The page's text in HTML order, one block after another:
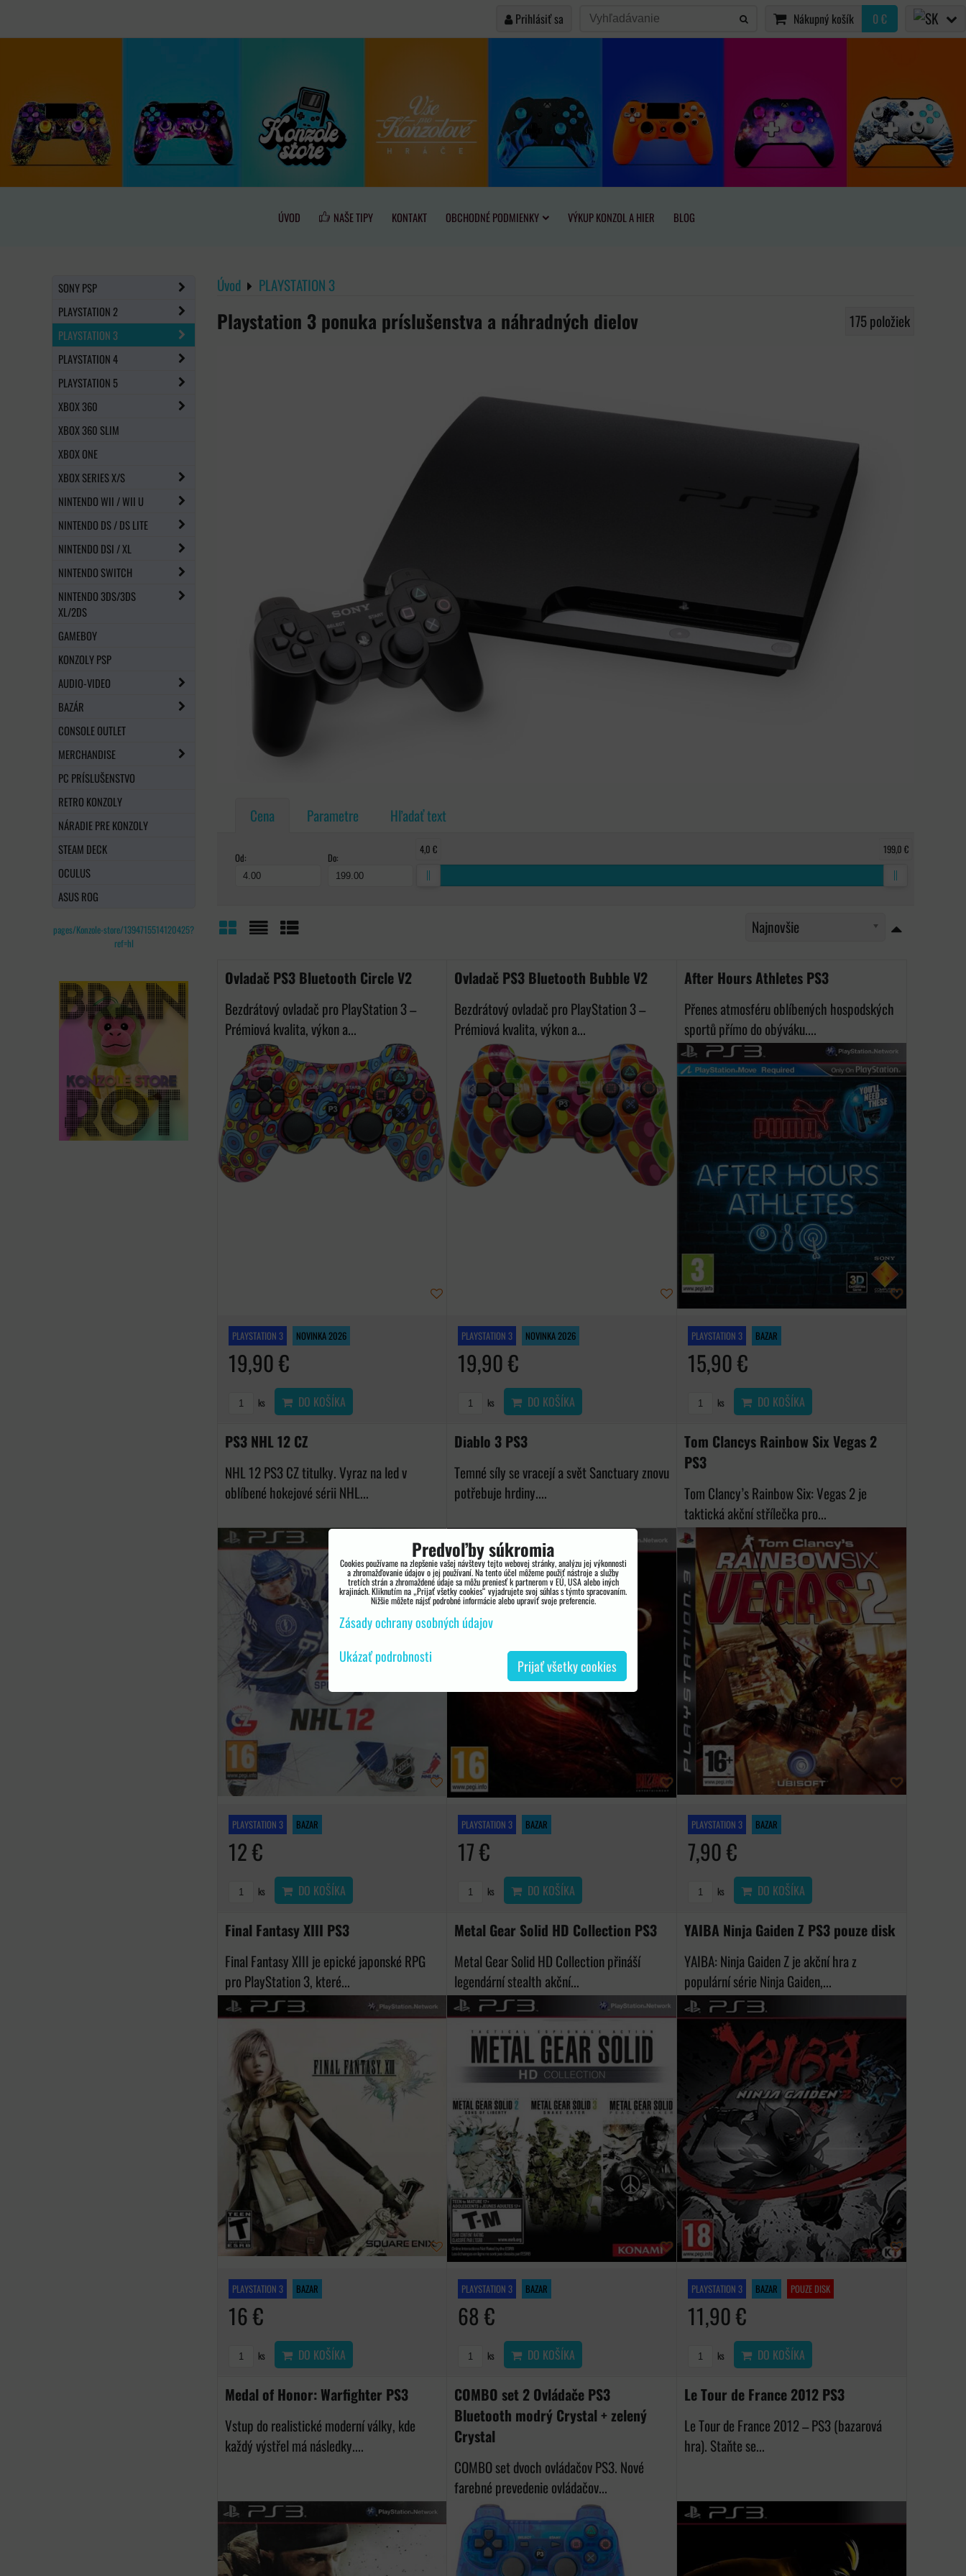
Prihlásiť sa Nákupný košík 0 €
ÚVOD NAŠE TIPY KONTAKT OBCHODNÉ PODMIENKY VÝKUP KONZOL A HIER BLOG
Úvod PLAYSTATION 3
Playstation 3 ponuka príslušenstva a náhradných dielov 175položiek
Cena Parametre Hľadať text
Od: Do:
4,0 € 199,0 €
Najnovšie
Ovladač PS3 Bluetooth Circle V2
Bezdrátový ovladač pro PlayStation 3 –
Prémiová kvalita, výkon a...
PLAYSTATION 3 NOVINKA 2026
19,90 €
ks DO KOŠÍKA
Ovladač PS3 Bluetooth Bubble V2
Bezdrátový ovladač pro PlayStation 3 –
Prémiová kvalita, výkon a...
PLAYSTATION 3 NOVINKA 2026
19,90 €
ks DO KOŠÍKA
After Hours Athletes PS3
Přenes atmosféru oblíbených hospodských
sportů přímo do obýváku....
PLAYSTATION 3 BAZAR
15,90 €
ks DO KOŠÍKA
PS3 NHL 12 CZ
NHL 12 PS3 CZ titulky. Vyraz na led v
oblíbené hokejové sérii NHL...
PLAYSTATION 3 BAZAR
12 €
ks DO KOŠÍKA
Diablo 3 PS3
Temné síly se vracejí a svět Sanctuary znovu
potřebuje hrdiny....
PLAYSTATION 3 BAZAR
17 €
ks DO KOŠÍKA
Tom Clancys Rainbow Six Vegas 2
PS3
Tom Clancy’s Rainbow Six: Vegas 2 je
taktická akční střílečka pro...
PLAYSTATION 3 BAZAR
7,90 €
ks DO KOŠÍKA
Final Fantasy XIII PS3
Final Fantasy XIII je epické japonské RPG
pro PlayStation 3, které...
PLAYSTATION 3 BAZAR
16 €
ks DO KOŠÍKA
Metal Gear Solid HD Collection PS3
Metal Gear Solid HD Collection přináší
legendární stealth akční...
PLAYSTATION 3 BAZAR
68 €
ks DO KOŠÍKA
YAIBA Ninja Gaiden Z PS3 pouze disk
YAIBA: Ninja Gaiden Z je akční hra z
populární série Ninja Gaiden,...
PLAYSTATION 3 BAZAR POUZE DISK
11,90 €
ks DO KOŠÍKA
Medal of Honor: Warfighter PS3
Vstup do realistické moderní války, kde
každý výstřel má následky....
COMBO set 2 Ovládače PS3
Bluetooth modrý Crystal + zelený
Crystal
COMBO set dvoch ovládačov PS3. Nové
farebné prevedenie ovládačov...
Le Tour de France 2012 PS3
Le Tour de France 2012 – PS3 (bazarová
hra). Staňte se...
SONY PSP
PLAYSTATION 2
PLAYSTATION 3
PLAYSTATION 4
PLAYSTATION 5
XBOX 360
XBOX 360 SLIM
XBOX ONE
XBOX SERIES X/S
NINTENDO WII / WII U
NINTENDO DS / DS LITE
NINTENDO DSI / XL
NINTENDO SWITCH
NINTENDO 3DS/3DS
XL/2DS
GAMEBOY
KONZOLY PSP
AUDIO-VIDEO
BAZÁR
CONSOLE OUTLET
MERCHANDISE
PC PRÍSLUŠENSTVO
RETRO KONZOLY
NÁRADIE PRE KONZOLY
STEAM DECK
OCULUS
ASUS ROG
pages/Konzole-store/1394715514120425?
ref=hl
Predvoľby súkromia
Cookies používame na zlepšenie vašej návštevy tejto webovej stránky, analýzu jej výkonnosti
a zhromažďovanie údajov o jej používaní. Na tento účel môžeme použiť nástroje a služby
tretích strán a zhromaždené údaje sa môžu preniesť k partnerom v EÚ, USA alebo iných
krajinách. Kliknutím na „Prijať všetky cookies“ vyjadrujete svoj súhlas s týmto spracovaním.
Nižšie môžete nájsť podrobné informácie alebo upraviť svoje preferencie.
Zásady ochrany osobných údajov
Ukázať podrobnosti
Prijať všetky cookies